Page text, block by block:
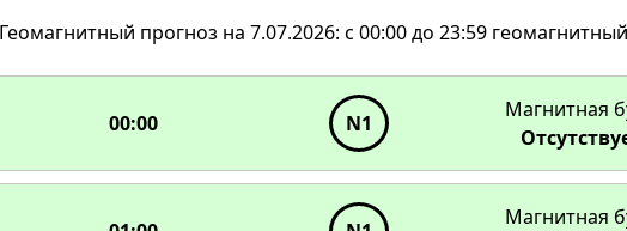
N1
00:00
Геомагнитный прогноз на 7.07.2026: с 00:00 до 23:59
00:00 N1
Магнитная
Магнитная